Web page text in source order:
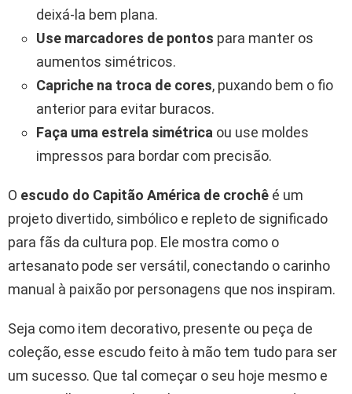
deixá-la bem plana.
Use marcadores de pontos para manter os
aumentos simétricos.
Capriche na troca de cores, puxando bem o fio
anterior para evitar buracos.
Faça uma estrela simétrica ou use moldes
impressos para bordar com precisão.
O escudo do Capitão América de crochê é um
projeto divertido, simbólico e repleto de significado
para fãs da cultura pop. Ele mostra como o
artesanato pode ser versátil, conectando o carinho
manual à paixão por personagens que nos inspiram.
Seja como item decorativo, presente ou peça de
coleção, esse escudo feito à mão tem tudo para ser
um sucesso. Que tal começar o seu hoje mesmo e